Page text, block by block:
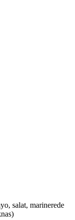
salat, marinerede